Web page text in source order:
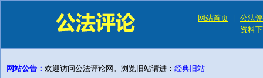
网站首页 | 公法
资料
网站公告： 欢迎访问公法评论网。浏览旧站请进： 经典旧站